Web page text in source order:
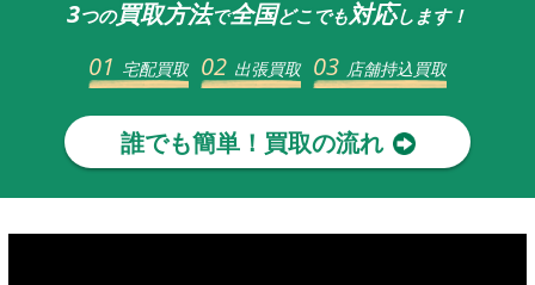
3つの買取方法で全国どこでも対応します！
01 宅配買取 02 出張買取 03 店舗持込買取
誰でも簡単！買取の流れ